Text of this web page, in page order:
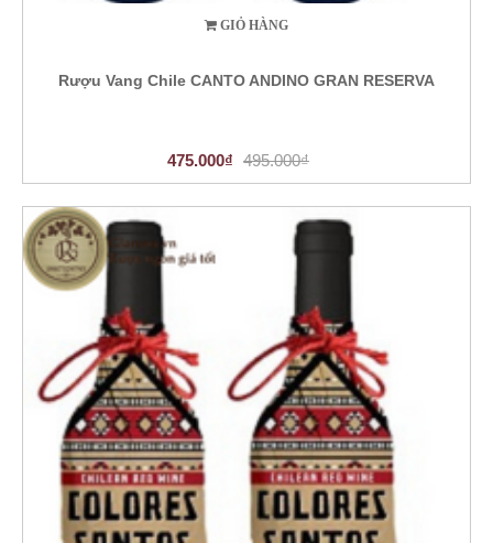
GIỎ HÀNG
Rượu Vang Chile CANTO ANDINO GRAN RESERVA
475.000₫ 495.000₫